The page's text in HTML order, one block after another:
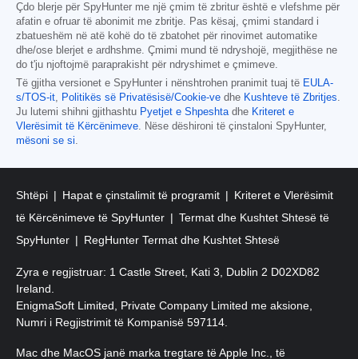
Çdo blerje për SpyHunter me një çmim të zbritur është e vlefshme për
afatin e ofruar të abonimit me zbritje. Pas kësaj, çmimi standard i
zbatueshëm në atë kohë do të zbatohet për rinovimet automatike
dhe/ose blerjet e ardhshme. Çmimi mund të ndryshojë, megjithëse ne
do t'ju njoftojmë paraprakisht për ndryshimet e çmimeve.
Të gjitha versionet e SpyHunter i nënshtrohen pranimit tuaj të EULA-
s/TOS-it
Politikës së Privatësisë/Cookie-ve dhe Kushteve të Zbritjes
Ju lutemi shihni gjithashtu Pyetjet e Shpeshta dhe Kriteret e
Vlerësimit të Kërcënimeve . Nëse dëshironi të çinstaloni SpyHunter,
mësoni se si
Shtëpi Hapat e çinstalimit të programit
Kriteret e Vlerësimit
të Kërcënimeve të SpyHunter
Termat dhe Kushtet Shtesë të
SpyHunter
RegHunter Termat dhe Kushtet Shtesë
Zyra e regjistruar: 1 Castle Street, Kati 3, Dublin 2 D02XD82
Ireland.
EnigmaSoft Limited, Private Company Limited me aksione,
Numri i Regjistrimit të Kompanisë 597114.
Mac dhe MacOS janë marka tregtare të Apple Inc., të